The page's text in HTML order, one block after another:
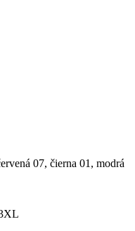
07, čierna 01, modrá